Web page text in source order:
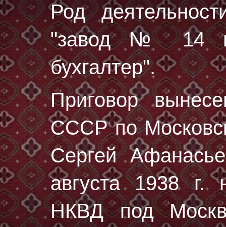
Род
"завод № 14
бухгалтер".
Приговор
СССР по
Сергей
августа 1938 г.
НКВД под